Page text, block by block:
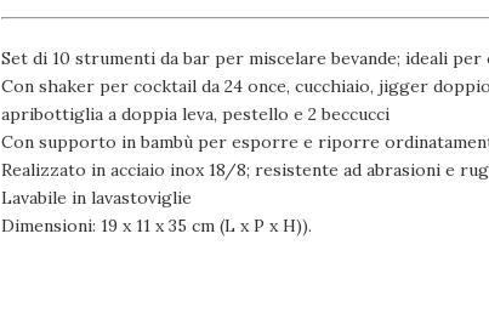
Set di 10 strumenti da bar per miscelare bevande; ideali
Con shaker per cocktail da 24 once, cucchiaio, jigger
apribottiglia a doppia leva, pestello e 2 beccucci
Con supporto in bambù per esporre e riporre
Realizzato in acciaio inox 18/8; resistente ad abrasioni e
Lavabile in lavastoviglie
Dimensioni: 19 x 11 x 35 cm (L x P x H)).